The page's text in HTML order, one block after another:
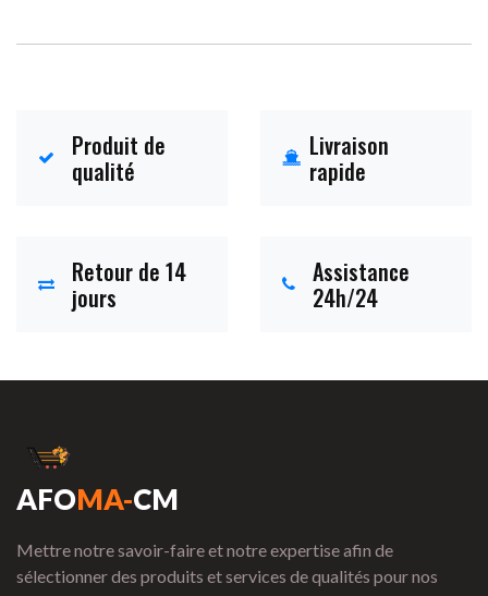
Produit de
qualité
Livraison
rapide
Retour de 14
jours
Assistance
24h/24
AFOMA-CM
Mettre notre savoir-faire et notre expertise afin de
sélectionner des produits et services de qualités pour nos